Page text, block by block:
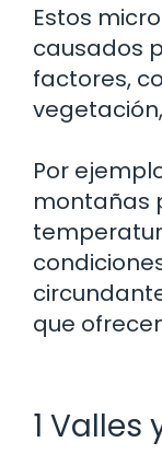
Estos
causados
factores,
Por
montañas
que
1 Valles